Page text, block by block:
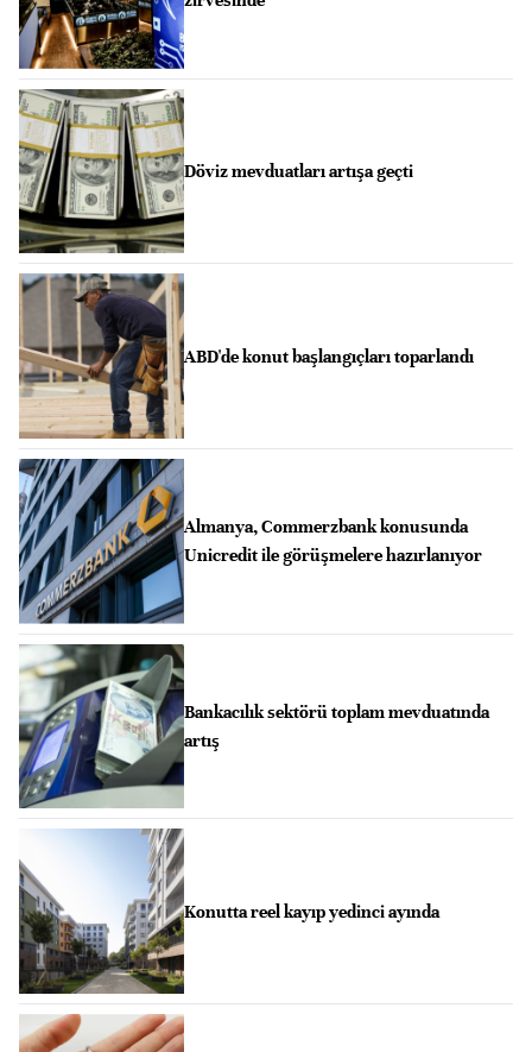
Döviz mevduatları artışa geçti
ABD'de konut başlangıçları toparlandı
Almanya, Commerzbank konusunda
Unicredit ile görüşmelere hazırlanıyor
Bankacılık sektörü toplam mevduatında
artış
Konutta reel kayıp yedinci ayında